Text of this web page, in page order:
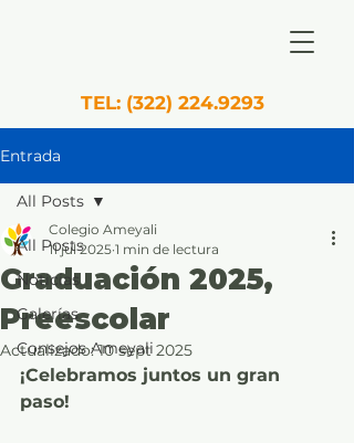
TEL: (322) 224.9293
Entrada
All Posts
Noticias
Galerías
Consejos Ameyali
All Posts
Graduación 2025,
Preescolar
Colegio Ameyali
11 jul 2025 1 min de lectura
Actualizado:10 sept 2025
¡Celebramos juntos un gran
paso!